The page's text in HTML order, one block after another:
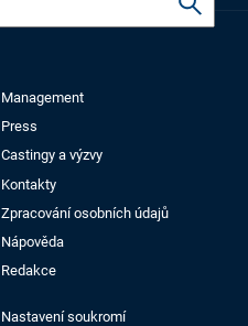
Management
Press
Castingy a výzvy
Kontakty
Zpracování osobních údajů
Nápověda
Redakce
Nastavení soukromí